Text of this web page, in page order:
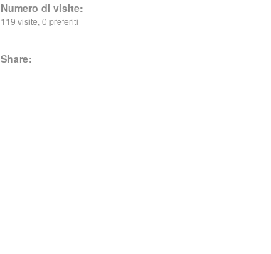
Numero di visite:
119 visite, 0 preferiti
Share: